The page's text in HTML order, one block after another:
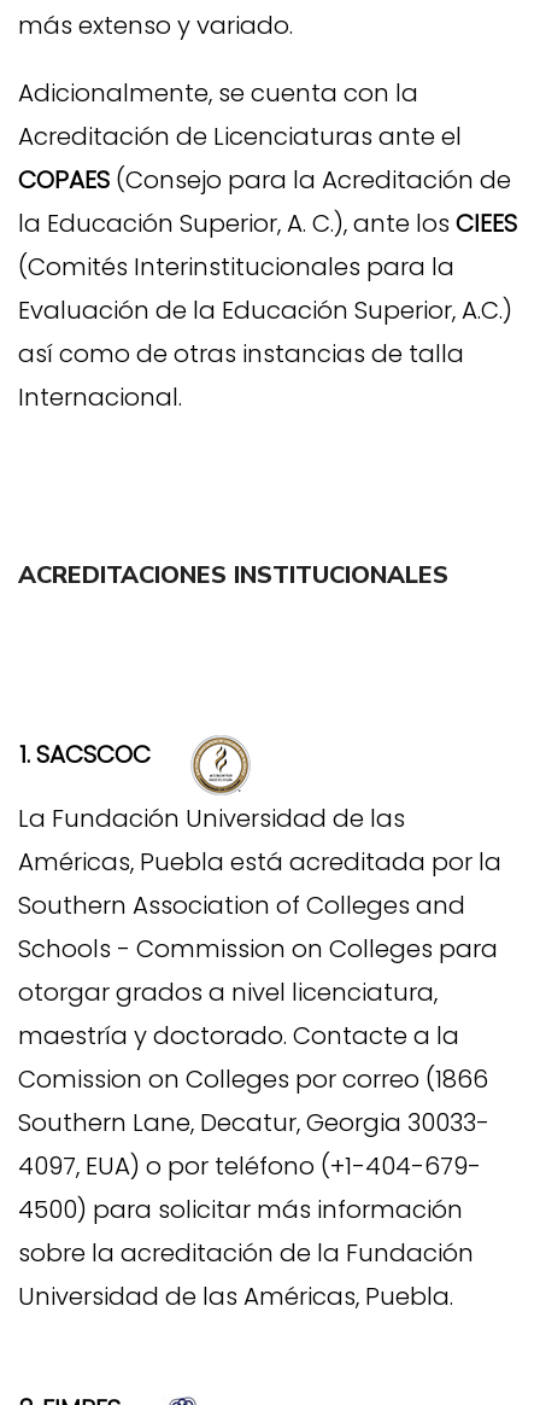
más extenso y variado.
Adicionalmente, se cuenta con la
Acreditación de Licenciaturas ante el
COPAES (Consejo para la Acreditación de
la Educación Superior, A. C.), ante los CIEES
(Comités Interinstitucionales para la
Evaluación de la Educación Superior, A.C.)
así como de otras instancias de talla
Internacional.
ACREDITACIONES INSTITUCIONALES
1. SACSCOC
La Fundación Universidad de las
Américas, Puebla está acreditada por la
Southern Association of Colleges and
Schools - Commission on Colleges para
otorgar grados a nivel licenciatura,
maestría y doctorado. Contacte a la
Comission on Colleges por correo (1866
Southern Lane, Decatur, Georgia 30033-
4097, EUA) o por teléfono (+1-404-679-
4500) para solicitar más información
sobre la acreditación de la Fundación
Universidad de las Américas, Puebla.